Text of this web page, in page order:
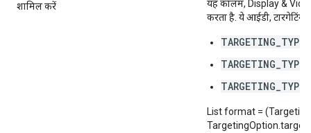
शामिल करें
यह कॉलम, Display &
करता है. ये आईडी, टारगेटिंग
List format =